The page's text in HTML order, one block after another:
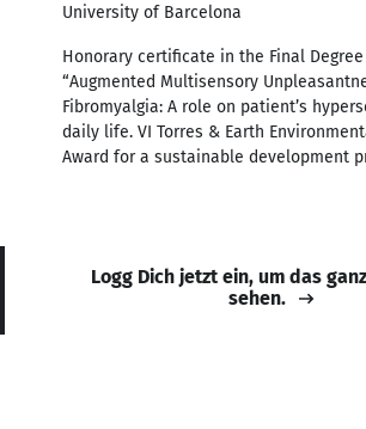
University of Barcelona
Honorary certificate in the Final
“Augmented Multisensory
Fibromyalgia: A role on patient’s
daily life. VI Torres & Earth
Award for a sustainable development
Logg Dich jetzt ein, um das
sehen.